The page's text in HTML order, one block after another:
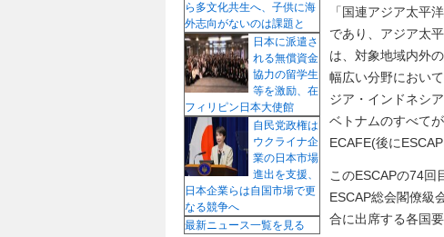
「国連アジア太平
であり、アジア太
は、対象地域内外
幅広い分野におい
ジア・インドネシ
ベトナムのすべて
ECAFE(後に
このESCAPの74回
ESCAP総会閣僚級
合に出席する各国
ら多文化共生へ、子供に海
外志向がないのは課題と
日本に派遣さ
れる無償資金
協力の留学生
等を激励、在
フィリピン日本大使館
自民党政権は
ウクライナ企
業の日本市場
進出を支援、
日本企業らは自国市場で更
なる競争へ
最新ニュース一覧を見る